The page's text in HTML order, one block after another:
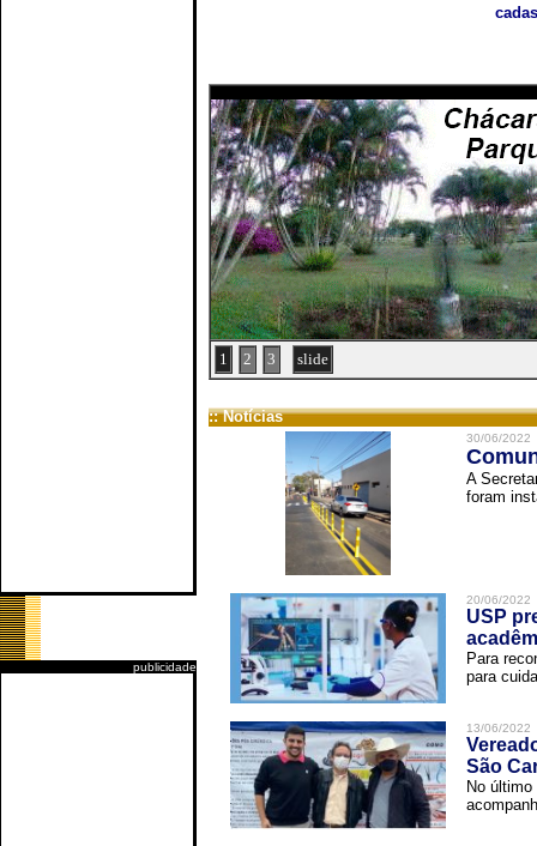
publicidade
1 2 3 slide
:: Notícias
30/06/2022
A
foram
20/06/2022
USP
Para
para
13/06/2022
São
No